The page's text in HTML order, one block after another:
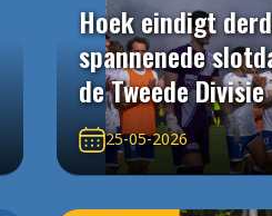
Hoek eindigt
spannenede
de Tweede Divisie
25-05-2026